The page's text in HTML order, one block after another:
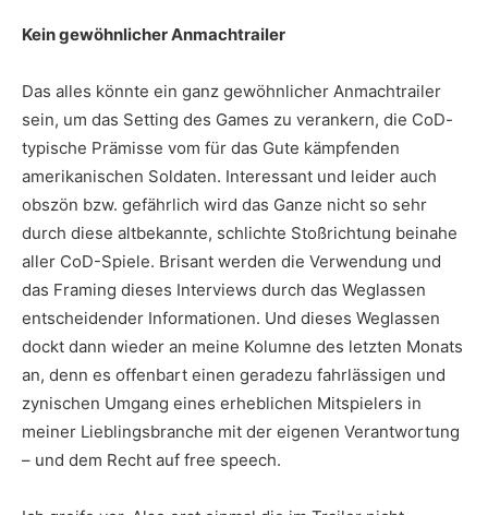
Kein gewöhnlicher Anmachtrailer
Das alles könnte ein ganz gewöhnlicher Anmachtrailer
sein, um das Setting des Games zu verankern, die CoD-
typische Prämisse vom für das Gute kämpfenden
amerikanischen Soldaten. Interessant und leider auch
obszön bzw. gefährlich wird das Ganze nicht so sehr
durch diese altbekannte, schlichte Stoßrichtung beinahe
aller CoD-Spiele. Brisant werden die Verwendung und
das Framing dieses Interviews durch das Weglassen
entscheidender Informationen. Und dieses Weglassen
dockt dann wieder an meine Kolumne des letzten Monats
an, denn es offenbart einen geradezu fahrlässigen und
zynischen Umgang eines erheblichen Mitspielers in
meiner Lieblingsbranche mit der eigenen Verantwortung
– und dem Recht auf free speech.